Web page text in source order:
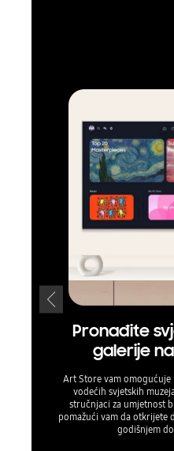
Pronađite
galerije
Art Store vam
vodećih svjetskih
stručnjaci za umjetnost
pomažući vam da otkrijete
godišnjem